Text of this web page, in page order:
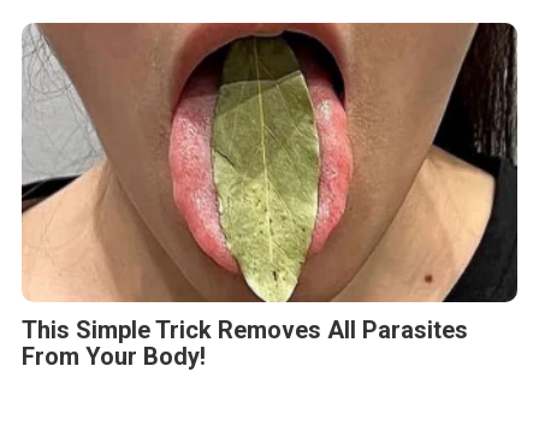
This Simple Trick Removes All Parasites
From Your Body!